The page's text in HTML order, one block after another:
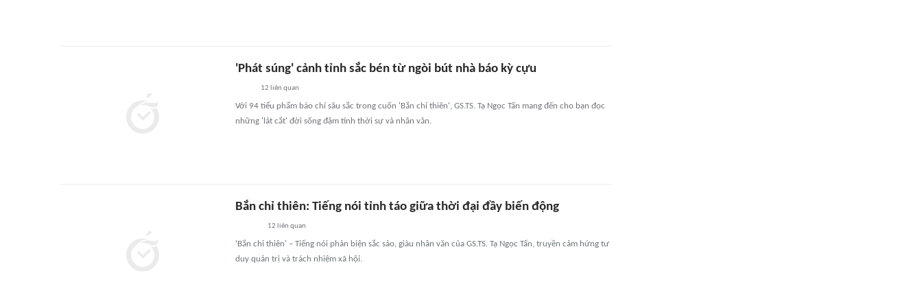
'Phát súng' cảnh tỉnh sắc bén từ ngòi bút nhà báo kỳ cựu
12 liên quan
Với 94 tiểu phẩm báo chí sâu sắc trong cuốn 'Bắn chỉ thiên', GS.TS. Tạ Ngọc Tấn mang đến cho bạn đọc
những 'lát cắt' đời sống đậm tính thời sự và nhân văn.
Bắn chỉ thiên: Tiếng nói tỉnh táo giữa thời đại đầy biến động
12 liên quan
'Bắn chỉ thiên' – Tiếng nói phản biện sắc sảo, giàu nhân văn của GS.TS. Tạ Ngọc Tấn, truyền cảm hứng tư
duy quản trị và trách nhiệm xã hội.